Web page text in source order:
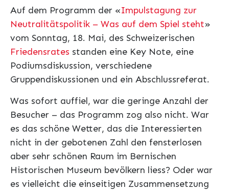
Auf dem Programm der «Impulstagung zur
Neutralitätspolitik – Was auf dem Spiel steht»
vom Sonntag, 18. Mai, des Schweizerischen
Friedensrates standen eine Key Note, eine
Podiumsdiskussion, verschiedene
Gruppendiskussionen und ein Abschlussreferat.
Was sofort auffiel, war die geringe Anzahl der
Besucher – das Programm zog also nicht. War
es das schöne Wetter, das die Interessierten
nicht in der gebotenen Zahl den fensterlosen
aber sehr schönen Raum im Bernischen
Historischen Museum bevölkern liess? Oder war
es vielleicht die einseitigen Zusammensetzung